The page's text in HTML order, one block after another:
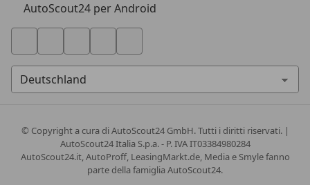
AutoScout24 per Android
© Copyrighta cura di AutoScout24 GmbH. Tutti i diritti riservati. |
AutoScout24 Italia S.p.a. - P. IVA IT03384980284
AutoScout24.it, AutoProff, LeasingMarkt.de, Media e Smyle fanno
parte della famiglia AutoScout24.